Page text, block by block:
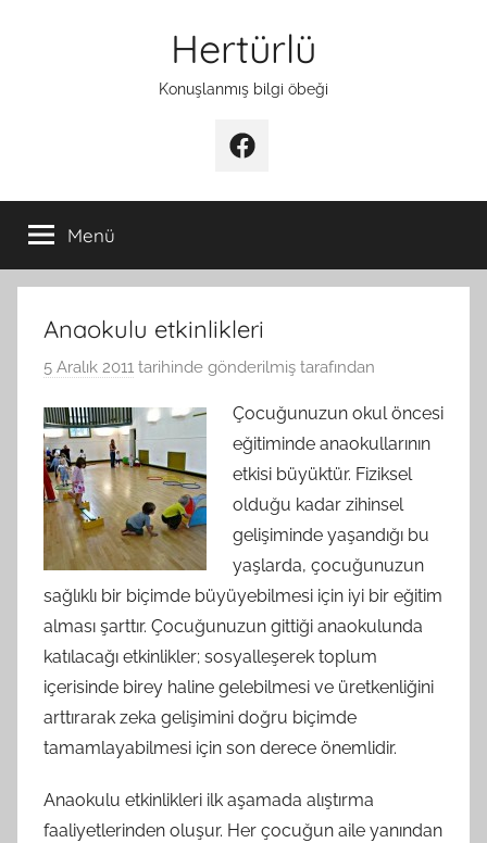
Hertürlü
Konuşlanmış bilgi öbeği
Facebook
Menü
Anaokulu etkinlikleri
5 Aralık 2011 tarihinde gönderilmiş tarafından
Çocuğunuzun okul öncesi
eğitiminde anaokullarının
etkisi büyüktür. Fiziksel
olduğu kadar zihinsel
gelişiminde yaşandığı bu
yaşlarda, çocuğunuzun
sağlıklı bir biçimde büyüyebilmesi için iyi bir eğitim
alması şarttır. Çocuğunuzun gittiği anaokulunda
katılacağı etkinlikler; sosyalleşerek toplum
içerisinde birey haline gelebilmesi ve üretkenliğini
arttırarak zeka gelişimini doğru biçimde
tamamlayabilmesi için son derece önemlidir.
Anaokulu etkinlikleri ilk aşamada alıştırma
faaliyetlerinden oluşur. Her çocuğun aile yanından